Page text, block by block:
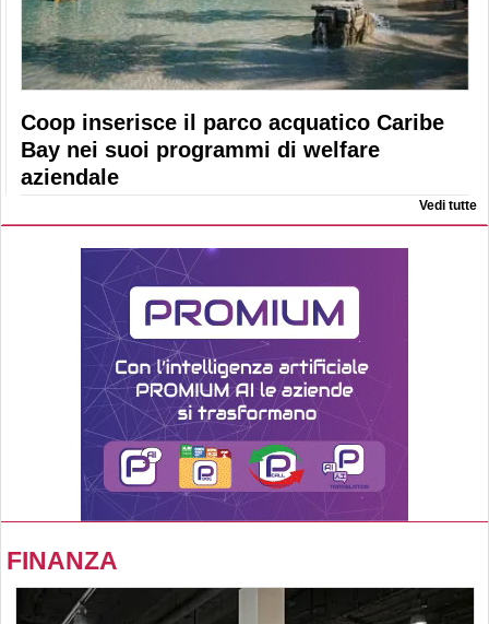
Coop inserisce il parco acquatico Caribe
Bay nei suoi programmi di welfare
aziendale
Vedi tutte
FINANZA